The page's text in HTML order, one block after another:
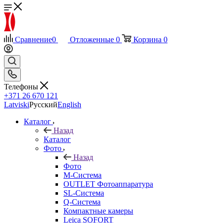
Сравнение0 Отложенные 0 Корзина 0
Телефоны
+371 26 670 121
LatviskiРусскийEnglish
Каталог
Назад
Каталог
Фото
Назад
Фото
M-Система
OUTLET Фотоаппаратура
SL-Система
Q-Cистема
Компактные камеры
Leica SOFORT